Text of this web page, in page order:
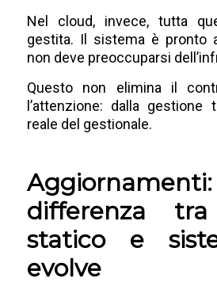
Nel cloud, invece, tutta
gestita. Il sistema è pronto
non deve preoccuparsi
Questo non elimina il
l’attenzione: dalla gestione
reale del gestionale.
Aggiornamenti:
differenza
statico e
evolve